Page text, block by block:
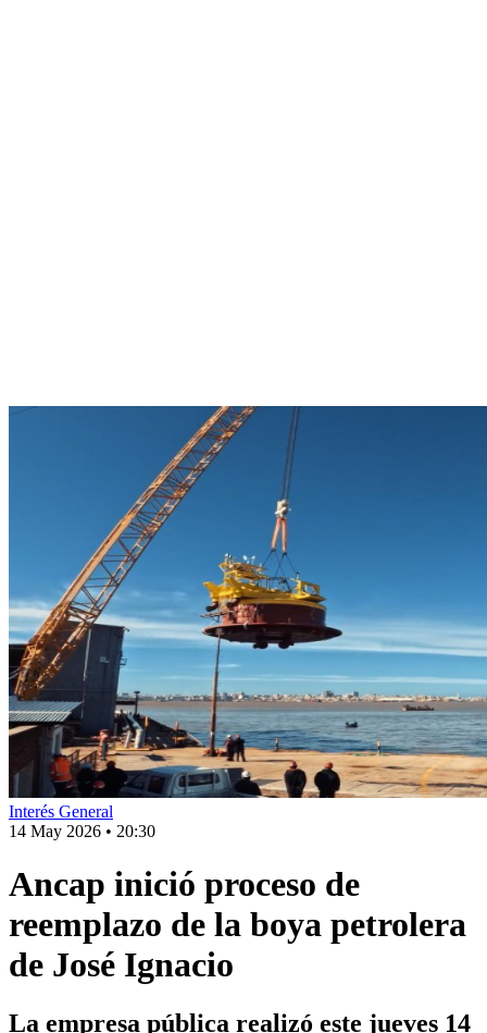
Interés General
14 May 2026 • 20:30
Ancap inició proceso de
reemplazo de la boya petrolera
de José Ignacio
La empresa pública realizó este jueves 14